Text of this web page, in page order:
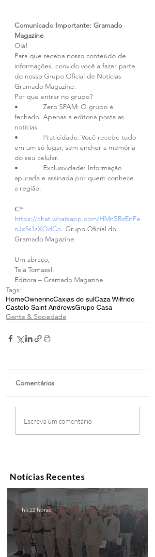
Comunicado Importante: Gramado
Magazine
Olá!
Para que receba nosso conteúdo de
informações, convido você a fazer parte
do nosso Grupo Oficial de Notícias
Gramado Magazine.
Por que entrar no grupo?
•             Zero SPAM: O grupo é
fechado. Apenas a editoria posta as
notícias.
•             Praticidade: Você recebe tudo
em um só lugar, sem encher a memória
do seu celular.
•             Exclusividade: Informação
apurada e assinada por quem conhece
a região.
👉
https://chat.whatsapp.com/HMnSBzEnFe
nJx5s1zXOdCp Grupo Oficial do
Gramado Magazine
Um abraço,
Tela Tomazeli
Editora – Gramado Magazine
Tags:
HomeOwnerincCaxias do sulCaza Wilfrido
Castelo Saint AndrewsGrupo Casa
Gente & Sociedade
Comentários
Escreva um comentário
Notícias Recentes
há 22 horas